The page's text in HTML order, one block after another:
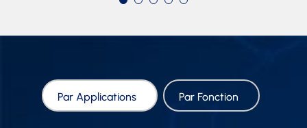
Par Applications Par Fonction